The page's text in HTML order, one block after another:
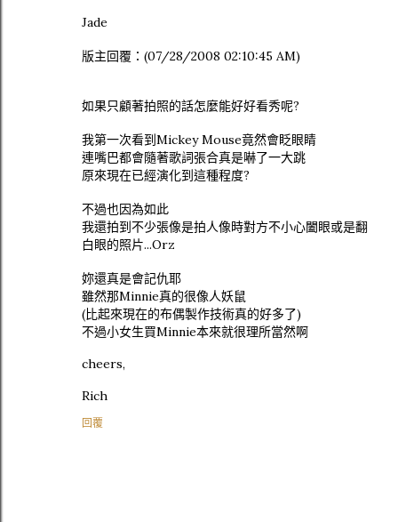
Jade
版主回覆：(07/28/2008 02:10:45 AM)
如果只顧著拍照的話怎麼能好好看秀呢?
我第一次看到Mickey Mouse竟然會眨眼睛
連嘴巴都會隨著歌詞張合真是嚇了一大跳
原來現在已經演化到這種程度?
不過也因為如此
我還拍到不少張像是拍人像時對方不小心闔眼或是翻
白眼的照片...Orz
妳還真是會記仇耶
雖然那Minnie真的很像人妖鼠
(比起來現在的布偶製作技術真的好多了)
不過小女生買Minnie本來就很理所當然啊
cheers,
Rich
回覆